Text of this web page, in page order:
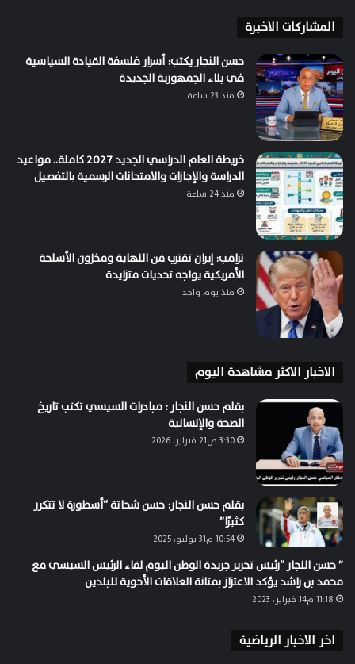
المشاركات الاخيرة
حسن النجار يكتب: أسرار فلسفة القيادة السياسية
في بناء الجمهورية الجديدة
منذ 23 ساعة
خريطة العام الدراسي الجديد 2027 كاملة.. مواعيد
الدراسة والإجازات والامتحانات الرسمية بالتفصيل
منذ 24 ساعة
ترامب: إيران تقترب من النهاية ومخزون الأسلحة
الأمريكية يواجه تحديات متزايدة
منذ يوم واحد
الاخبار الاكثر مشاهدة اليوم
بقلم حسن النجار : مبادرات السيسي تكتب تاريخ
الصحة والإنسانية
3:30 ص21 فبراير، 2026
بقلم حسن النجار: حسن شحاتة “أسطورة لا تتكرر
كثيرًا”
10:54 م31 يوليو، 2025
” حسن النجار “رئيس تحرير جريدة الوطن اليوم لقاء الرئيس السيسي مع
محمد بن راشد يؤكد الاعتزاز بمتانة العلاقات الأخوية للبلدين
11:18 م14 فبراير، 2023
اخر الاخبار الرياضية